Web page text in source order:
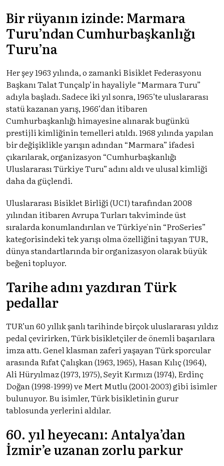
Bir rüyanın izinde: Marmara
Turu’ndan Cumhurbaşkanlığı
Turu’na
Her şey 1963 yılında, o zamanki Bisiklet Federasyonu
Başkanı Talat Tunçalp’in hayaliyle “Marmara Turu”
adıyla başladı. Sadece iki yıl sonra, 1965’te uluslararası
statü kazanan yarış, 1966’dan itibaren
Cumhurbaşkanlığı himayesine alınarak bugünkü
prestijli kimliğinin temelleri atıldı. 1968 yılında yapılan
bir değişiklikle yarışın adından “Marmara” ifadesi
çıkarılarak, organizasyon “Cumhurbaşkanlığı
Uluslararası Türkiye Turu” adını aldı ve ulusal kimliği
daha da güçlendi.
Uluslararası Bisiklet Birliği (UCI) tarafından 2008
yılından itibaren Avrupa Turları takviminde üst
sıralarda konumlandırılan ve Türkiye'nin “ProSeries”
kategorisindeki tek yarışı olma özelliğini taşıyan TUR,
dünya standartlarında bir organizasyon olarak büyük
beğeni topluyor.
Tarihe adını yazdıran Türk
pedallar
TUR’un 60 yıllık şanlı tarihinde birçok uluslararası yıldız
pedal çevirirken, Türk bisikletçiler de önemli başarılara
imza attı. Genel klasman zaferi yaşayan Türk sporcular
arasında Rıfat Çalışkan (1963, 1965), Hasan Kılıç (1964),
Ali Hüryılmaz (1973, 1975), Seyit Kırmızı (1974), Erdinç
Doğan (1998-1999) ve Mert Mutlu (2001-2003) gibi isimler
bulunuyor. Bu isimler, Türk bisikletinin gurur
tablosunda yerlerini aldılar.
60. yıl heyecanı: Antalya’dan
İzmir’e uzanan zorlu parkur